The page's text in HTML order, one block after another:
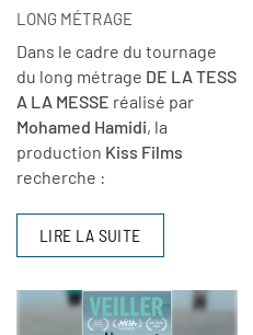
LONG MÉTRAGE
Dans le cadre du tournage
du long métrage DE LA TESS
A LA MESSE réalisé par
Mohamed Hamidi, la
production Kiss Films
recherche :
LIRE LA SUITE